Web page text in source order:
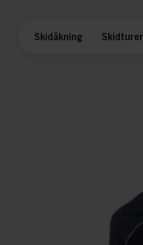
Skidåkning Skidturer